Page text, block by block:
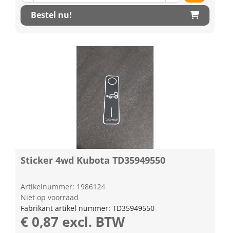
Bestel nu!
Sticker 4wd Kubota TD35949550
Artikelnummer: 1986124
Niet op voorraad
Fabrikant artikel nummer: TD35949550
€ 0,87 excl. BTW